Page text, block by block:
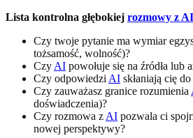
Lista kontrolna głębokiej rozmowy z AI
Czy twoje pytanie ma wymiar
tożsamość, wolność)?
Czy AI powołuje się na źródła lub
Czy odpowiedzi AI skłaniają cię
Czy zauważasz granice rozumienia
doświadczenia)?
Czy rozmowa z AI pozwala ci
nowej perspektywy?